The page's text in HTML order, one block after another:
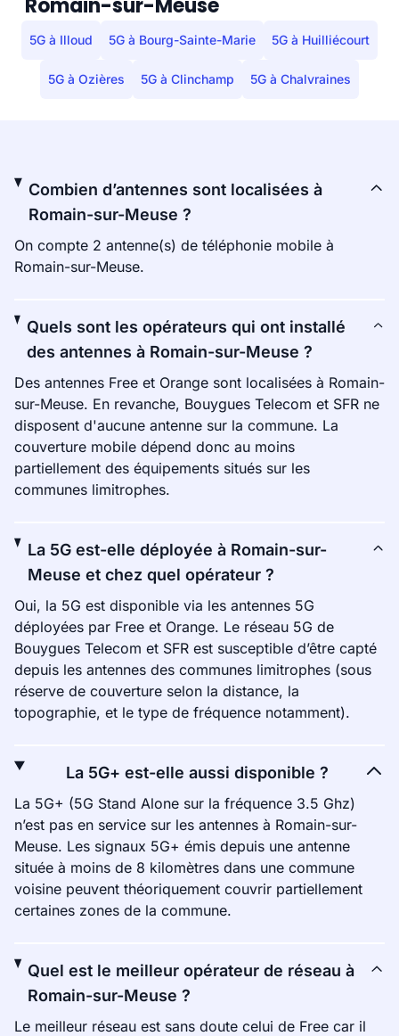
Romain-sur-Meuse
5G à Illoud 5G à Bourg-Sainte-Marie 5G à Huilliécourt
5G à Ozières 5G à Clinchamp 5G à Chalvraines
Combien d’antennes sont localisées à
Romain-sur-Meuse ?
On compte 2 antenne(s) de téléphonie mobile à
Romain-sur-Meuse.
Quels sont les opérateurs qui ont installé
des antennes à Romain-sur-Meuse ?
Des antennes Free et Orange sont localisées à Romain-
sur-Meuse. En revanche, Bouygues Telecom et SFR ne
disposent d'aucune antenne sur la commune. La
couverture mobile dépend donc au moins
partiellement des équipements situés sur les
communes limitrophes.
La 5G est-elle déployée à Romain-sur-
Meuse et chez quel opérateur ?
Oui, la 5G est disponible via les antennes 5G
déployées par Free et Orange. Le réseau 5G de
Bouygues Telecom et SFR est susceptible d’être capté
depuis les antennes des communes limitrophes (sous
réserve de couverture selon la distance, la
topographie, et le type de fréquence notamment).
La 5G+ est-elle aussi disponible ?
La 5G+ (5G Stand Alone sur la fréquence 3.5 Ghz)
n’est pas en service sur les antennes à Romain-sur-
Meuse. Les signaux 5G+ émis depuis une antenne
située à moins de 8 kilomètres dans une commune
voisine peuvent théoriquement couvrir partiellement
certaines zones de la commune.
Quel est le meilleur opérateur de réseau à
Romain-sur-Meuse ?
Le meilleur réseau est sans doute celui de Free car il